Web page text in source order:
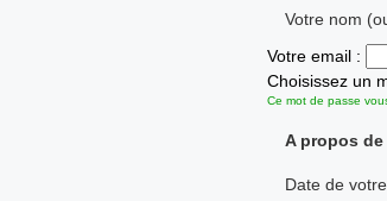
Votre nom
Votre email :
Choisissez un
Ce mot de passe
A propos
Date de